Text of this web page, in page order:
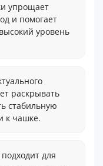
упрощает
и помогает
уровень
раскрывать
стабильную
к чашке.
для